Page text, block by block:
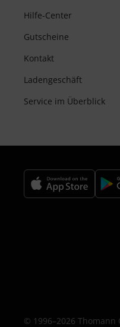
Hilfe-Center
Gutscheine
Kontakt
Ladengeschäft
Service im Überblick
© 1996–2026 Thomann